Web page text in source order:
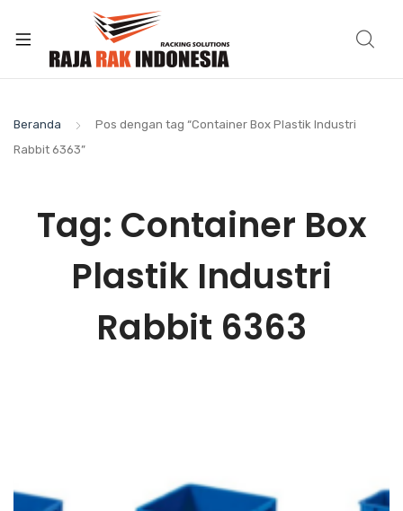
Beranda
Pos dengan tag “Container Box Plastik Industri
Rabbit 6363”
Tag: Container Box
Plastik Industri
Rabbit 6363